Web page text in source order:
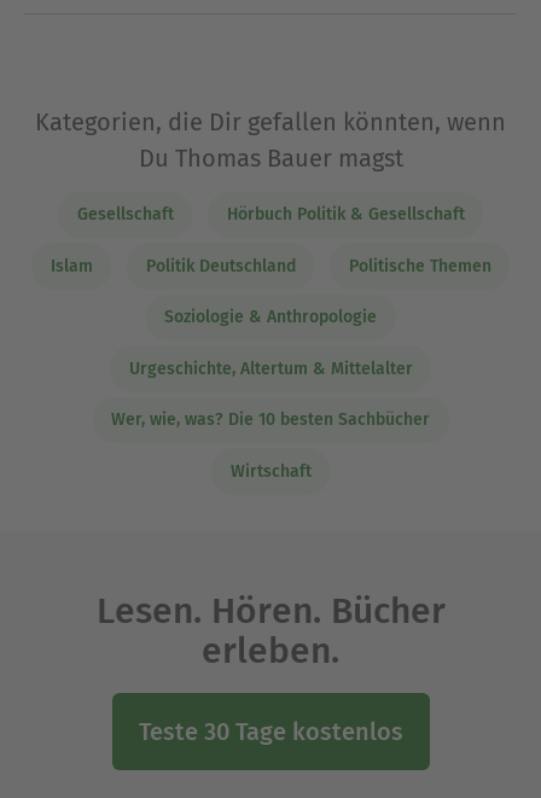
Kategorien, die Dir gefallen könnten, wenn
Du Thomas Bauer magst
Gesellschaft Hörbuch Politik & Gesellschaft
Islam Politik Deutschland Politische Themen
Soziologie & Anthropologie
Urgeschichte, Altertum & Mittelalter
Wer, wie, was? Die 10 besten Sachbücher
Wirtschaft
Lesen. Hören. Bücher
erleben.
Teste 30 Tage kostenlos